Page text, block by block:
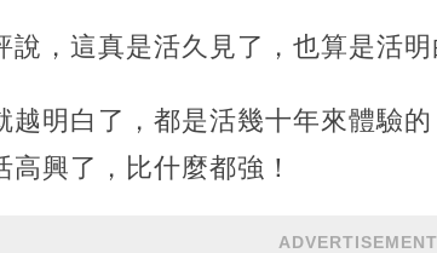
說，這真是活久見了，也算是活明
越明白了，都是活幾十年來體驗
高興了，比什麼都強！
ADVERTISEMENT